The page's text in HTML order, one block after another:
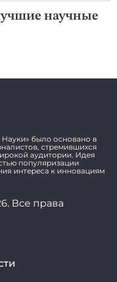
научные
было основано в
стремившихся
аудитории. Идея
популяризации
интереса к инновациям
Все права